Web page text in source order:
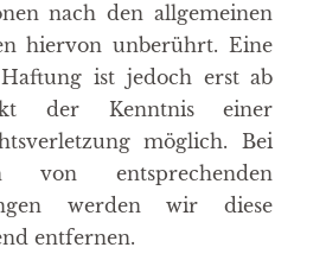
nach den allgemeinen
hiervon unberührt. Eine
Haftung ist jedoch erst ab
der Kenntnis einer
möglich. Bei
von entsprechenden
werden wir diese
entfernen.